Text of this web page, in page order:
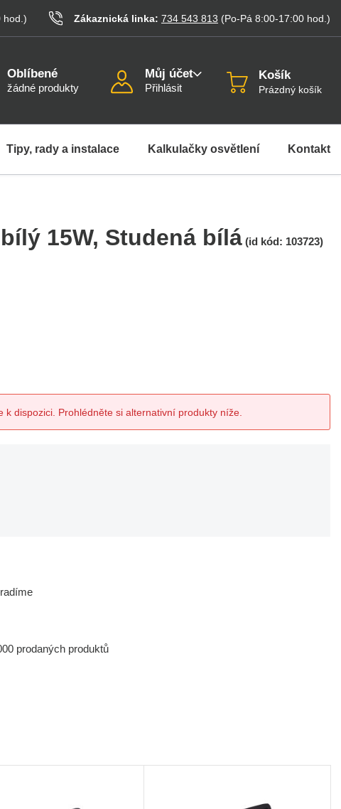
hod. ) Zákaznická linka: 734 543 813 (Po-Pá 8:00-17:00 hod. )
Oblíbené
žádné produkty
Můj účet
Přihlásit
Košík
Prázdný košík
Tipy, rady a instalace Kalkulačky osvětlení Kontakt
15W, Studená bílá (id kód: 103723)
dispozici. Prohlédněte si alternativní produkty níže.
prodaných produktů